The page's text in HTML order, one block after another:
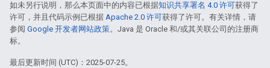
如未另行说明，那么本页面中的内容已根据知识共享署名 4.0 许可获得了
许可，并且代码示例已根据 Apache 2.0 许可获得了许可。有关详情，请
参阅 Google 开发者网站政策。Java 是 Oracle 和/或其关联公司的注册商
标。
最后更新时间 (UTC)：2025-07-25。